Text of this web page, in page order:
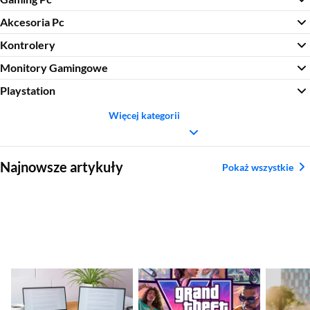
Akcesoria Pc
Kontrolery
Monitory Gamingowe
Playstation
Więcej kategorii
Najnowsze artykuły Pokaż wszystkie
Jaki monitor
przenośny do laptopa
wybrać? Ranking
GTA VI – premiera
coraz bliżej. Rockstar
Games wkrótce
–